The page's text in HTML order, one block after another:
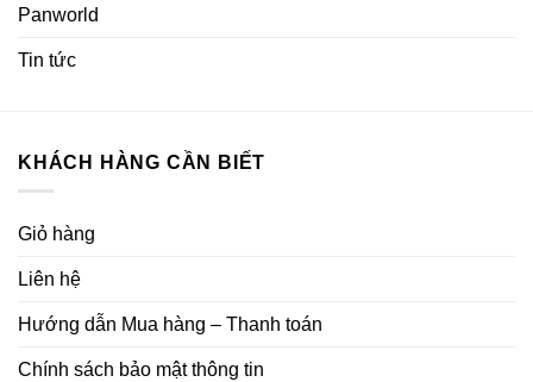
Panworld
Tin tức
KHÁCH HÀNG CẦN BIẾT
Giỏ hàng
Liên hệ
Hướng dẫn Mua hàng – Thanh toán
Chính sách bảo mật thông tin